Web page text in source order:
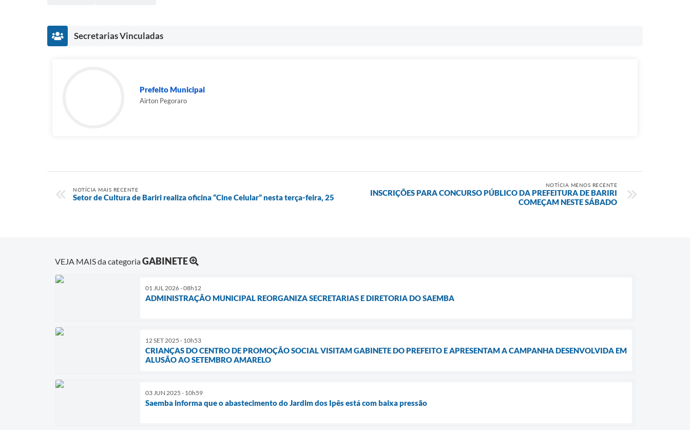
Secretarias Vinculadas
Prefeito Municipal
Airton Pegoraro
NOTÍCIA MAIS RECENTE
Setor de Cultura de Bariri realiza oficina “Cine Celular” nesta terça-feira, 25
NOTÍCIA MENOS RECENTE
INSCRIÇÕES PARA CONCURSO PÚBLICO DA PREFEITURA DE BARIRI
COMEÇAM NESTE SÁBADO
VEJA MAIS da categoriaGABINETE
01 JUL 2026 - 08h12
ADMINISTRAÇÃO MUNICIPAL REORGANIZA SECRETARIAS E DIRETORIA DO SAEMBA
12 SET 2025 - 10h53
CRIANÇAS DO CENTRO DE PROMOÇÃO SOCIAL VISITAM GABINETE DO PREFEITO E APRESENTAM A CAMPANHA DESENVOLVIDA EM
ALUSÃO AO SETEMBRO AMARELO
03 JUN 2025 - 10h59
Saemba informa que o abastecimento do Jardim dos Ipês está com baixa pressão